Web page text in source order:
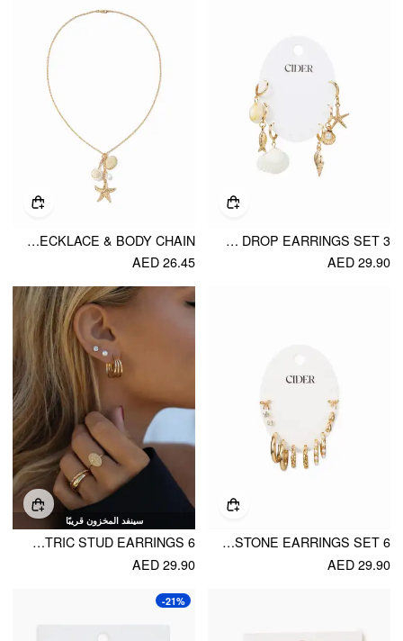
3 PAIRS STARFISH & SHELL DROP EARRINGS SET
AED 29.90
SHELL NECKLACE & BODY CHAIN
AED 26.45
6 PAIRS BOWKNOT & RHINESTONE EARRINGS SET
AED 29.90
سينفد المخزون قريبًا
6 PAIRS GEOMETRIC STUD EARRINGS
AED 29.90
-21%